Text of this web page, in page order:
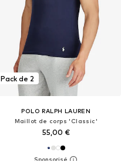
Pack de 2
POLO RALPH LAUREN
Maillot de corps 'Classic'
55,00 €